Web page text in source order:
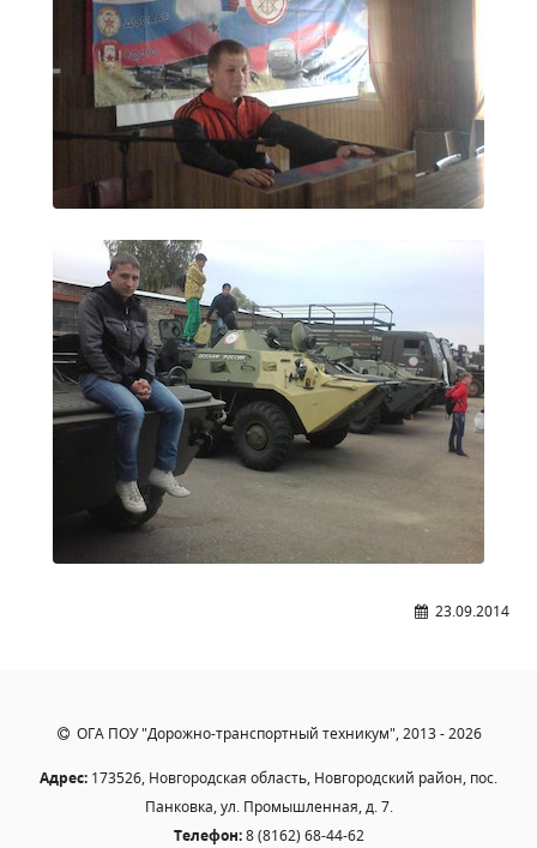
Стипендии и меры поддержки обучающихся
Платные образовательные услуги
Финансово-хозяйственная деятельность
Вакантные места для приёма (перевода)
Международное сотрудничество
Организация питания в образовательной
УЧЕБНАЯ РАБОТА
Расписание занятий
Заочное отделение
Локальные акты
ВОСПИТАТЕЛЬНАЯ РАБОТА
Безопасность на железной дороге
Дополнительное образование
Программа воспитания
Противодействие терроризму
Профилактическая работа
Работа педагога-психолога
23.09.2014
ОГА ПОУ "Дорожно-транспортный техникум", 2013 - 2026
Адрес: 173526, Новгородская область, Новгородский район, пос.
Панковка, ул. Промышленная, д. 7.
Телефон:8 (8162) 68-44-62